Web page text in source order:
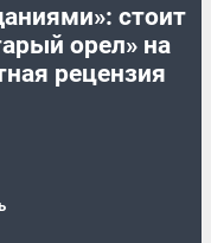
стоит
орел» на
рецензия